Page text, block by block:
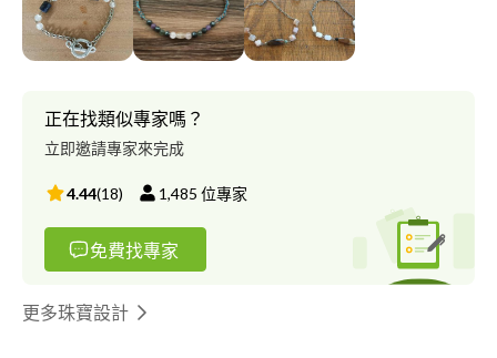
正在找類似專家嗎？
立即邀請專家來完成
4.44(18) 1,485 位專家
免費找專家
更多珠寶設計